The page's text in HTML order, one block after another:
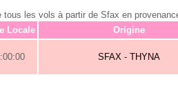
tous les vols à partir de Sfax en
Locale
Origine
SFAX - THYNA